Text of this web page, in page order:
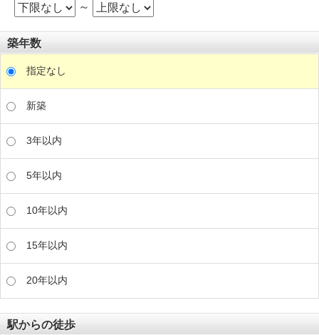
～
築年数
指定なし
新築
3年以内
5年以内
10年以内
15年以内
20年以内
駅からの徒歩